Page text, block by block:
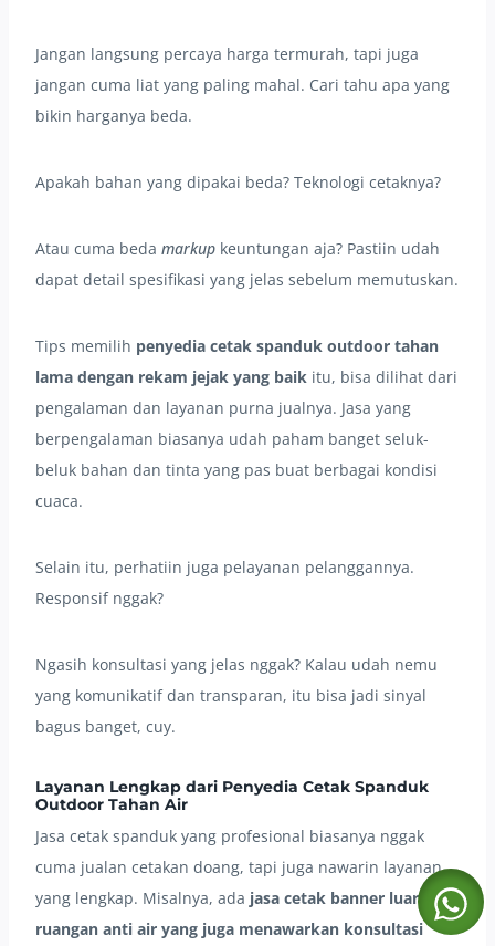
Jangan langsung percaya harga termurah, tapi juga
jangan cuma liat yang paling mahal. Cari tahu apa yang
bikin harganya beda.
Apakah bahan yang dipakai beda? Teknologi cetaknya?
Atau cuma beda markup keuntungan aja? Pastiin udah
dapat detail spesifikasi yang jelas sebelum memutuskan.
Tips memilih penyedia cetak spanduk outdoor tahan
lama dengan rekam jejak yang baik itu, bisa dilihat dari
pengalaman dan layanan purna jualnya. Jasa yang
berpengalaman biasanya udah paham banget seluk-
beluk bahan dan tinta yang pas buat berbagai kondisi
cuaca.
Selain itu, perhatiin juga pelayanan pelanggannya.
Responsif nggak?
Ngasih konsultasi yang jelas nggak? Kalau udah nemu
yang komunikatif dan transparan, itu bisa jadi sinyal
bagus banget, cuy.
Layanan Lengkap dari Penyedia Cetak Spanduk
Outdoor Tahan Air
Jasa cetak spanduk yang profesional biasanya nggak
cuma jualan cetakan doang, tapi juga nawarin layanan
yang lengkap. Misalnya, ada jasa cetak banner luar
ruangan anti air yang juga menawarkan konsultasi